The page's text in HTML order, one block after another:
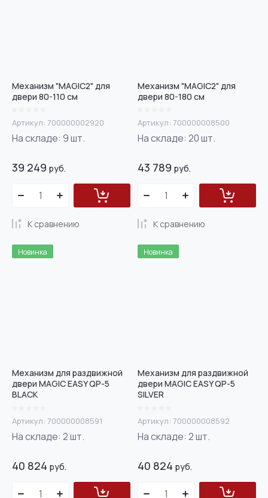
Механизм "MAGIC2" для
двери 80-110 см
Артикул: 700000002920
На складе: 9шт.
39 249 руб.
К сравнению
Механизм "MAGIC2" для
двери 80-180 см
Артикул: 700000008500
На складе: 20шт.
43 789 руб.
К сравнению
Новинка
Механизм для раздвижной
двери MAGIC EASY QP-5
BLACK
Артикул: 700000008591
На складе: 2шт.
40 824 руб.
Новинка
Механизм для раздвижной
двери MAGIC EASY QP-5
SILVER
Артикул: 700000008592
На складе: 2шт.
40 824 руб.